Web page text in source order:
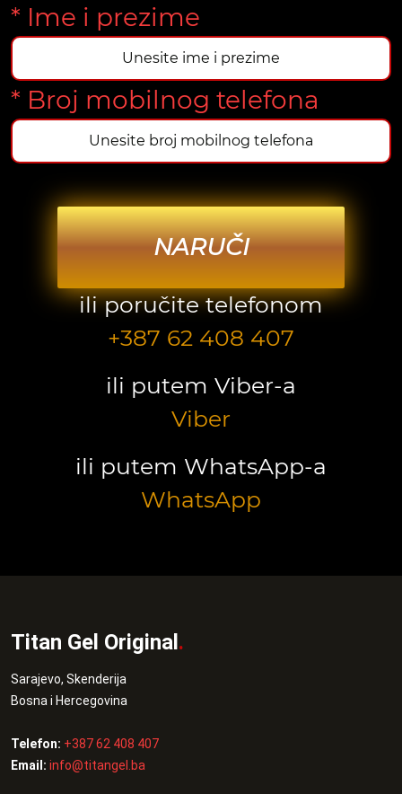
* Ime i prezime
* Broj mobilnog telefona
NARUČI
ili poručite telefonom
+387 62 408 407
ili putem Viber-a
Viber
ili putem WhatsApp-a
WhatsApp
Titan Gel Original.
Sarajevo, Skenderija
Bosna i Hercegovina
Telefon: +387 62 408 407
Email: info@titangel.ba